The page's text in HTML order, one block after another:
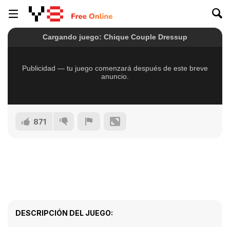
871
DESCRIPCIÓN DEL JUEGO: